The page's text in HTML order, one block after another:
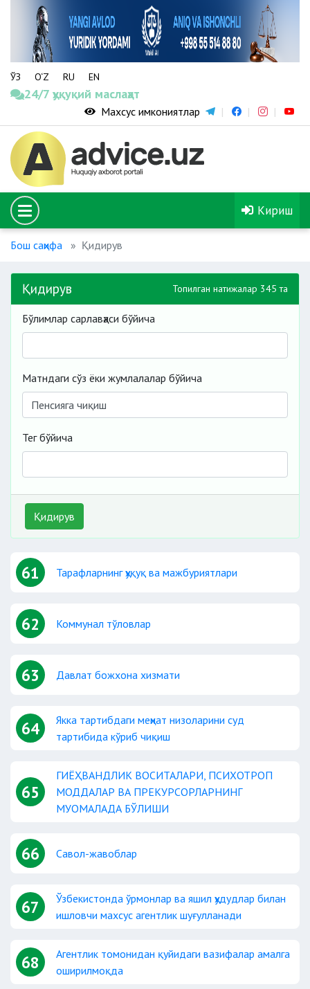
ЎЗ O‘Z RU EN
24/7 ҳуқуқий маслаҳат
Махсус имкониятлар
Кириш
Бош саҳифа Қидирув
Қидирув Топилган натижалар 345 та
Бўлимлар сарлавҳаси бўйича
Матндаги сўз ёки жумлалалар бўйича
Тег бўйича
Қидирув
61 Тарафларнинг ҳуқуқ ва мажбуриятлари
62 Коммунал тўловлар
63 Давлат божхона хизмати
64
Якка тартибдаги меҳнат низоларини суд
тартибида кўриб чиқиш
65
ГИЁҲВАНДЛИК ВОСИТАЛАРИ, ПСИХОТРОП
МОДДАЛАР ВА ПРЕКУРСОРЛАРНИНГ
МУОМАЛАДА БЎЛИШИ
66 Савол-жавоблар
67
Ўзбекистонда ўрмонлар ва яшил ҳудудлар билан
ишловчи махсус агентлик шуғулланади
68
Агентлик томонидан қуйидаги вазифалар амалга
оширилмоқда